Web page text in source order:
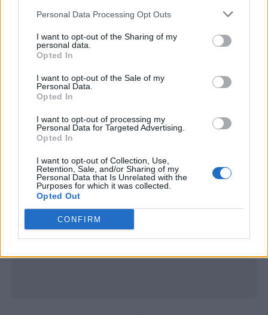
Personal Data Processing Opt Outs
I want to opt-out of the Sharing of my
personal data.
Opted In
I want to opt-out of the Sale of my
Personal Data.
Opted In
I want to opt-out of processing my
Personal Data for Targeted Advertising.
Opted In
I want to opt-out of Collection, Use,
Retention, Sale, and/or Sharing of my
Personal Data that Is Unrelated with the
Purposes for which it was collected.
Opted Out
CONFIRM
Publicidad